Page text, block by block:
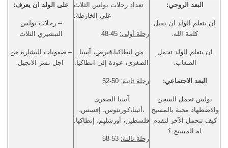
على الولد ان يعرف:
– رحلات بولس
التبشيري الثلاث
– صعوبات البشارة من
اجل نشر الانجيل
تعداد رحلات بولس الثلاث
على الخارطة.
رحلة أولى:
من انطاكيا،قبرص، آسيا
الصغرى، عودة إلى انطاكيا.
رحلة ثانية: 50-52
آسيا الصغرى
،أثينا،كورنثوس، إفسس،
فلسطين، أورشليم، إنطاكيا.
رحلة ثالثة:
البعد الروحي:
ان يتعلم الولد ان يقبل
كلمة الله.
ان يتعلم الولد تحمل
الصعاب.
البعد الاجتماعي:
بولس تحمل السجن
والاضطهاد محبة بالمسيح
كيف تتحمل الآخر لتقدم
له المسيح ؟